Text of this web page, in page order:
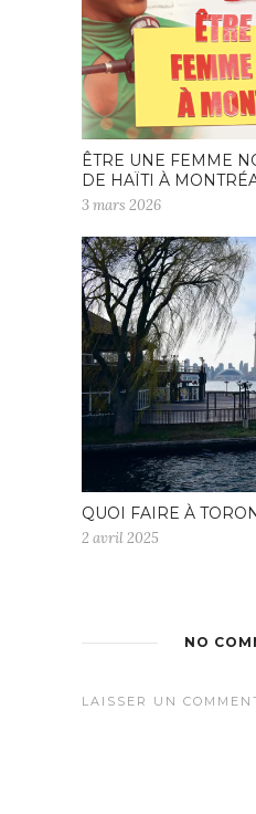
ÊTRE UNE FEMME
DE HAÏTI À
3 mars 2026
QUOI FAIRE À
2 avril 2025
NO
LAISSER UN